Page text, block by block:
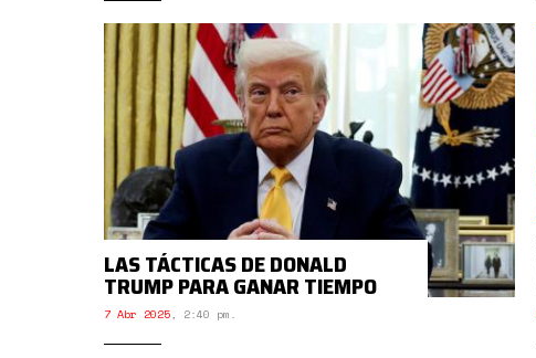
LAS TÁCTICAS DE DONALD
TRUMP PARA GANAR TIEMPO
7 Abr 2025, 2:40 pm.